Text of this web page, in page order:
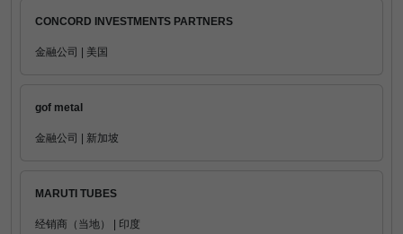
CONCORD INVESTMENTS PARTNERS
金融公司 | 美国
gof metal
金融公司 | 新加坡
MARUTI TUBES
经销商（当地） | 印度